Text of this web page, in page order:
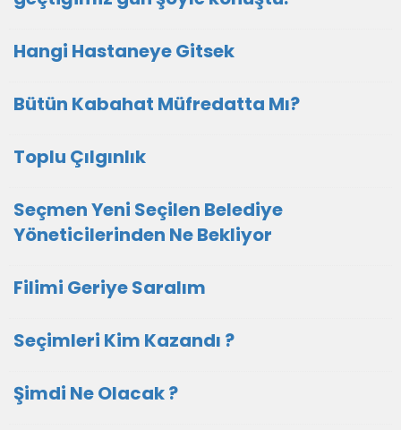
Hangi Hastaneye Gitsek
Bütün Kabahat Müfredatta Mı?
Toplu Çılgınlık
Seçmen Yeni Seçilen Belediye
Yöneticilerinden Ne Bekliyor
Filimi Geriye Saralım
Seçimleri Kim Kazandı ?
Şimdi Ne Olacak ?